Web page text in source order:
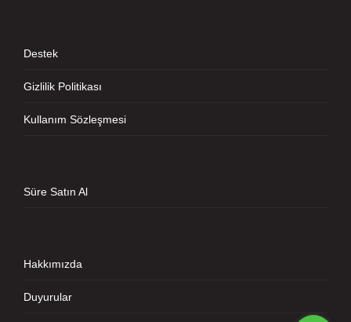
Destek
Gizlilik Politikası
Kullanım Sözleşmesi
Süre Satın Al
Hakkımızda
Duyurular